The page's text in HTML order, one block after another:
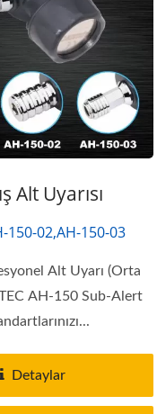
Alt Uyarısı
150-02,AH-150-03
Alt Uyarı (Orta
AH-150 Sub-Alert
Detaylar